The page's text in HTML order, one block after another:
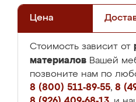
Цена
Стоимость зависит от
материалов Вашей
позвоните нам по
8 (800) 511-89-55, 8